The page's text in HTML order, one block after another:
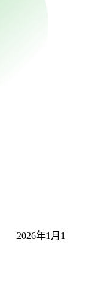
2026年1月1